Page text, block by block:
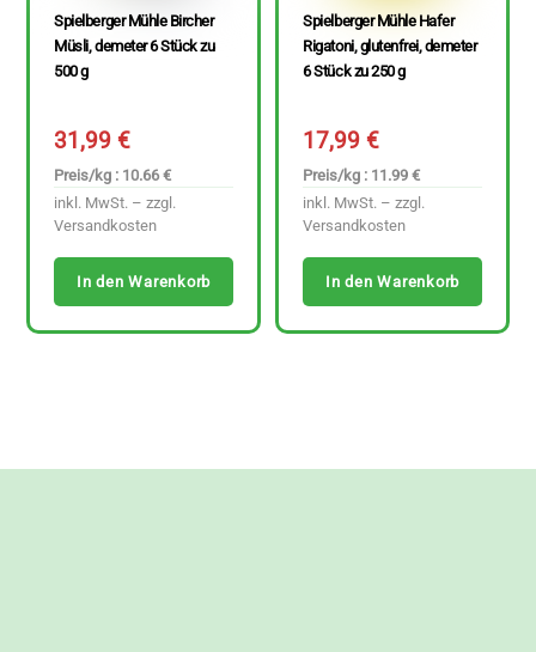
Spielberger Mühle Bircher
Müsli, demeter 6 Stück zu
500 g
31,99€
Preis/kg : 10.66 €
inkl. MwSt. – zzgl.
Versandkosten
In den Warenkorb
Spielberger Mühle Hafer
Rigatoni, glutenfrei, demeter
6 Stück zu 250 g
17,99€
Preis/kg : 11.99 €
inkl. MwSt. – zzgl.
Versandkosten
In den Warenkorb